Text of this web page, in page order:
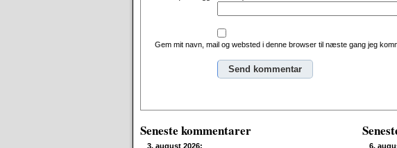
Gem mit navn, mail og websted i denne browser til næste gang jeg
Seneste kommentarer
3. august 2026:
6.